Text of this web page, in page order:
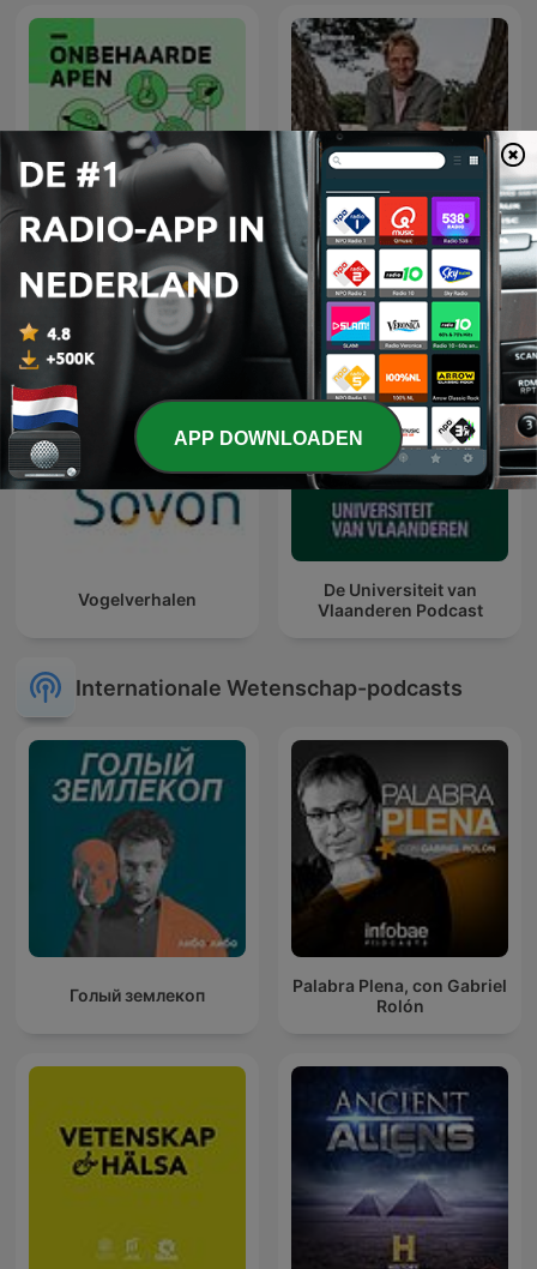
NRC Onbehaarde Apen Vroege Vogels
Vogelverhalen
De Universiteit van
Vlaanderen Podcast
Internationale Wetenschap-podcasts
Голый землекоп
Palabra Plena, con Gabriel
Rolón
APP DOWNLOADEN